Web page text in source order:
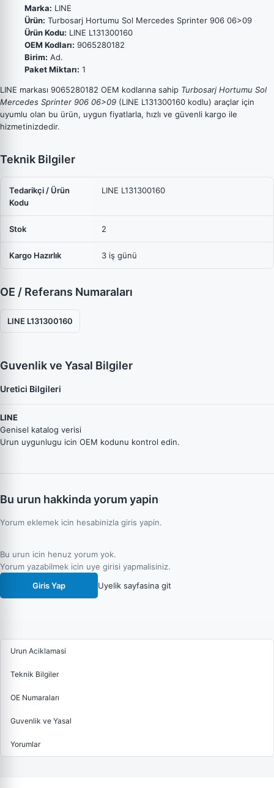
Marka: LINE
Ürün: Turbosarj Hortumu Sol Mercedes Sprinter 906 06>09
Ürün Kodu: LINE L131300160
OEM Kodları: 9065280182
Birim: Ad.
Paket Miktarı: 1
LINE markası 9065280182 OEM kodlarına sahip Turbosarj Hortumu Sol
Mercedes Sprinter 906 06>09 (LINE L131300160 kodlu) araçlar için
uyumlu olan bu ürün, uygun fiyatlarla, hızlı ve güvenli kargo ile
hizmetinizdedir.
Teknik Bilgiler
Tedarikçi / Ürün
Kodu
LINE L131300160
Stok 2
Kargo Hazırlık 3 iş günü
OE / Referans Numaraları
LINE L131300160
Guvenlik ve Yasal Bilgiler
Uretici Bilgileri
LINE
Genisel katalog verisi
Urun uygunlugu icin OEM kodunu kontrol edin.
Bu urun hakkinda yorum yapin
Yorum eklemek icin hesabinizla giris yapin.
Bu urun icin henuz yorum yok.
Yorum yazabilmek icin uye girisi yapmalisiniz.
Giris Yap
Uyelik sayfasina git
Urun Aciklamasi
Teknik Bilgiler
OE Numaraları
Guvenlik ve Yasal
Yorumlar